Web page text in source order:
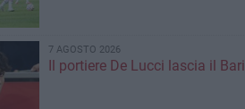
7 AGOSTO 2026
Il portiere De Lucci lascia il Bari